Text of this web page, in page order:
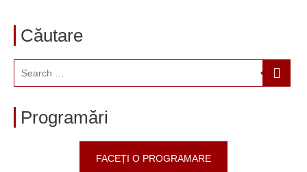
Căutare
Programări
FACEȚI O PROGRAMARE